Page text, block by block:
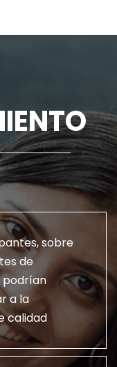
sobre
de
podrían
a la
calidad